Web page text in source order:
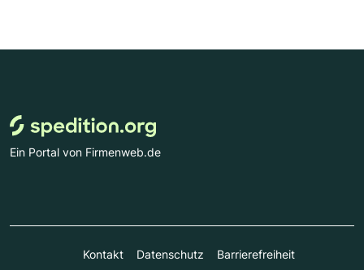
Ein Portal von Firmenweb.de
Kontakt Datenschutz Barrierefreiheit